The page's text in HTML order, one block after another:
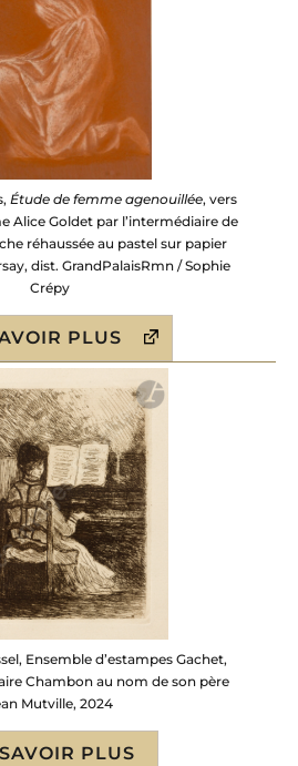
Étude de femme agenouillée, vers
Alice Goldet par l’intermédiaire de
réhaussée au pastel sur papier
dist. GrandPalaisRmn / Sophie
Crépy
PLUS
Ensemble d’estampes Gachet,
Chambon au nom de son père
Mutville, 2024
PLUS